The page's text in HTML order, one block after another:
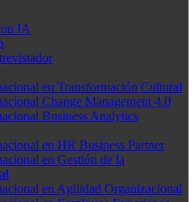
IA
en Transformación Cultural
Change Management 4.0
Business Analytics
en HR Business Partner
en Gestión de la
en Agilidad Organizacional